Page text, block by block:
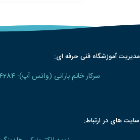
مدیریت آموزشگاه فنی حرفه ای:
سرکار خانم بارانی (واتس آپ): 09330044284
سایت های در ارتباط: